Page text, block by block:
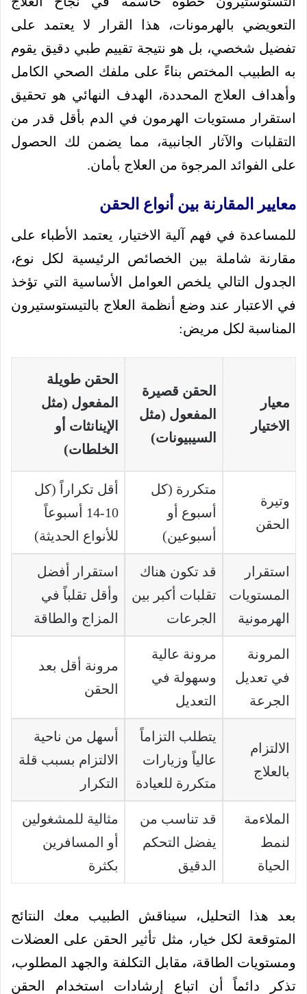
التعويضي بالهرمونات، هذا القرار لا يعتمد على
تفضيل شخصي، بل هو نتيجة تقييم طبي دقيق يقوم
به الطبيب المختص بناءً على ملفك الصحي الكامل
وأهداف العلاج المحددة، الهدف النهائي هو تحقيق
استقرار مستويات الهرمون في الدم بأقل قدر من
التقلبات والآثار الجانبية، مما يضمن لك الحصول
على الفوائد المرجوة من العلاج بأمان.
معايير المقارنة بين أنواع الحقن
للمساعدة في فهم آلية الاختيار، يعتمد الأطباء على
مقارنة شاملة بين الخصائص الرئيسية لكل نوع،
الجدول التالي يلخص العوامل الأساسية التي تؤخذ
في الاعتبار عند وضع أنظمة العلاج بالتيستوستيرون
المناسبة لكل مريض:
معيار
الاختيار
الحقن قصيرة
المفعول (مثل
السيبيونات)
الحقن طويلة
المفعول (مثل
الإينانثات أو
الخلطات)
وتيرة
الحقن
متكررة (كل
أسبوع أو
أسبوعين)
أقل تكراراً (كل
10-14 أسبوعاً
للأنواع الحديثة)
استقرار
المستويات
الهرمونية
قد تكون هناك
تقلبات أكبر بين
الجرعات
استقرار أفضل
وأقل تقلباً في
المزاج والطاقة
المرونة
في تعديل
الجرعة
مرونة عالية
وسهولة في
التعديل
مرونة أقل بعد
الحقن
الالتزام
بالعلاج
يتطلب التزاماً
عالياً وزيارات
متكررة للعيادة
أسهل من ناحية
الالتزام بسبب قلة
التكرار
الملاءمة
لنمط
الحياة
قد تناسب من
يفضل التحكم
الدقيق
مثالية للمشغولين
أو المسافرين
بكثرة
بعد هذا التحليل، سيناقش الطبيب معك النتائج
المتوقعة لكل خيار، مثل تأثير الحقن على العضلات
ومستويات الطاقة، مقابل التكلفة والجهد المطلوب،
تذكر دائماً أن اتباع إرشادات استخدام الحقن